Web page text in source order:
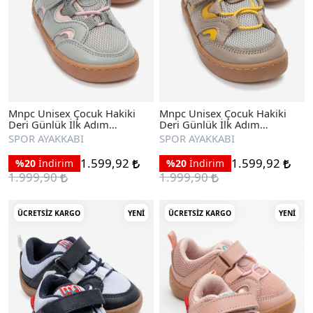
Mnpc Unisex Çocuk Hakiki
Deri Günlük İlk Adım
Ayakkabı
SPOR AYAKKABI
%20 İndirim
1.599,92
1.999,90
Mnpc Unisex Çocuk Hakiki
Deri Günlük İlk Adım
Ayakkabı
SPOR AYAKKABI
%20 İndirim
1.599,92
1.999,90
ÜCRETSIZ KARGO YENI ÜCRETSIZ KARGO YENI